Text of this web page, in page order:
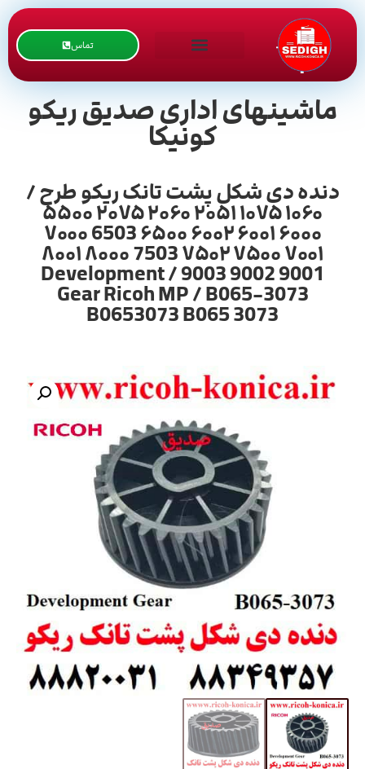
تماس
ماشینهای اداری صدیق ریکو
کونیکا
دنده دی شکل پشت تانک ریکو طرح /
۱۰۶۰ ۱۰۷۵ ۲۰۵۱ ۲۰۶۰ ۲۰۷۵ ۵۵۰۰
۶۰۰۰ ۶۰۰۱ ۶۰۰۲ ۶۵۰۰ 6503 ۷۰۰۰
۷۰۰۱ ۷۵۰۰ ۷۵۰۲ 7503 ۸۰۰۰ ۸۰۰۱
9001 9002 9003 / Development
Gear Ricoh MP / B065-3073
B0653073 B065 3073